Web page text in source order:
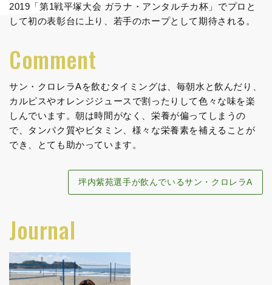
2019「第1戦平塚大会 ガラナ・アンタルチカ杯」でプロと
して初の表彰台に上り、若手のホープとして期待される。
Comment
サン・クロレラAを飲むタイミングは、毎朝水と飲んだり、
カルピスやオレンジジュースで割ったりして色々な味を楽
しんでいます。朝は時間がなく、栄養が偏ってしまうの
で、タンパク質やビタミン、様々な栄養素を補えることが
でき、とても助かっています。
坪内紫苑選手が飲んでいるサン・クロレラA
Journal